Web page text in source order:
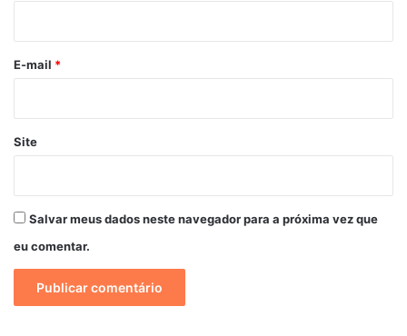
*
E-mail *
Site
Salvar meus dados neste navegador para a próxima vez que
eu comentar.